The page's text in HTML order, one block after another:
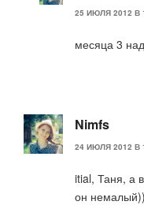
25 ИЮЛЯ 2012 В
месяца 3
Nimfs
24 ИЮЛЯ 2012 В
itial, Таня, а
он